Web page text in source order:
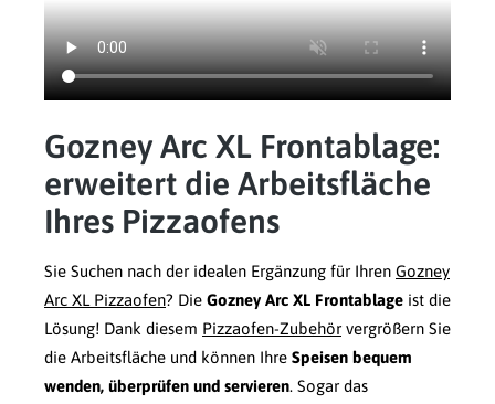
Gozney Arc XL Frontablage:
erweitert die Arbeitsfläche
Ihres Pizzaofens
Sie Suchen nach der idealen Ergänzung für Ihren Gozney
Arc XL Pizzaofen? Die Gozney Arc XL Frontablage ist die
Lösung! Dank diesem Pizzaofen-Zubehör vergrößern Sie
die Arbeitsfläche und können Ihre Speisen bequem
wenden, überprüfen und servieren. Sogar das